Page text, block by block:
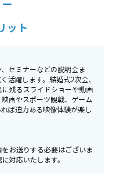
ット
セミナーなどの説明会ま
活躍します。結婚式2次会、
残るスライドショーや動画
画やスポーツ観戦、ゲーム
ば迫力ある映像体験が楽し
お送りする必要はございま
対応いたします。